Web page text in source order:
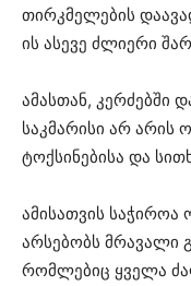
თირკმელების
ის ასევე ძლიერი
ამასთან, კერძებში
საკმარისი არ არის
ტოქსინებისა და
ამისათვის საჭიროა
არსებობს მრავალი
რომლებიც ყველა